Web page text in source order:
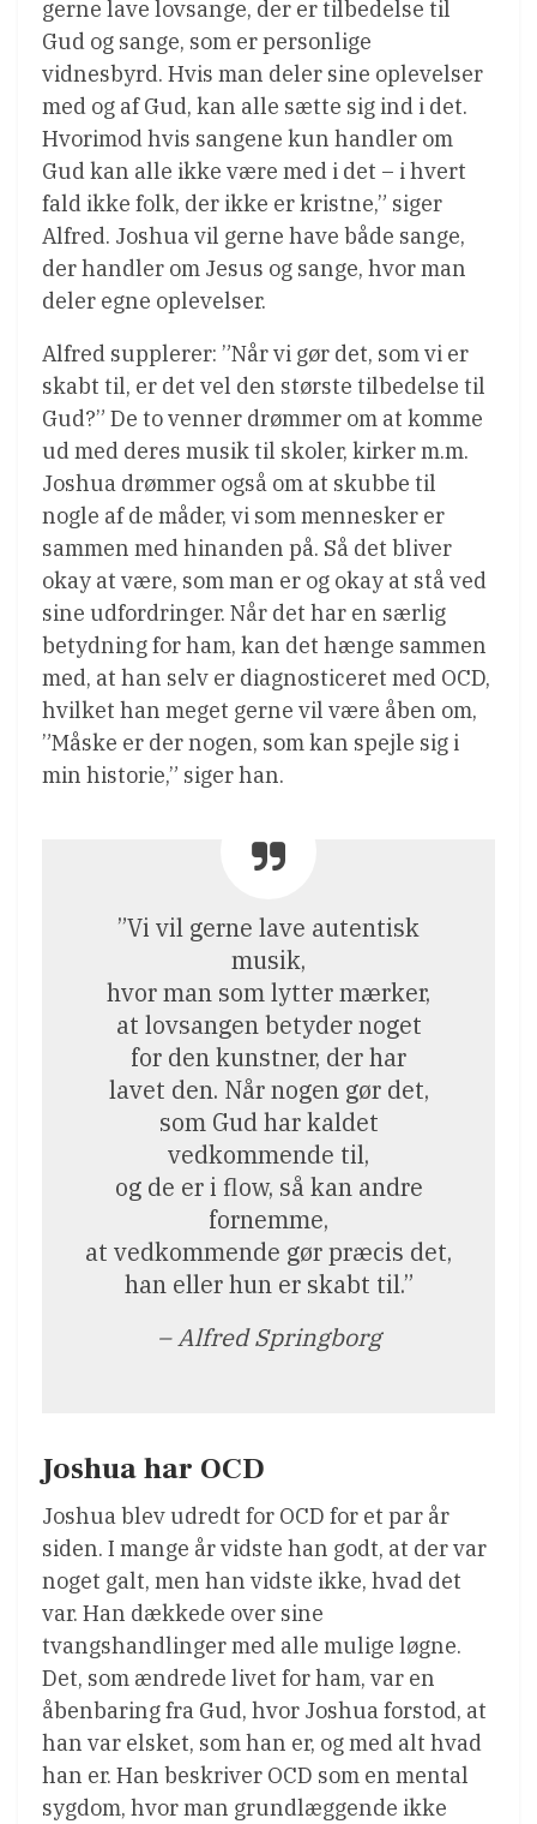
gerne lave lovsange, der er tilbedelse til
Gud og sange, som er personlige
vidnesbyrd. Hvis man deler sine oplevelser
med og af Gud, kan alle sætte sig ind i det.
Hvorimod hvis sangene kun handler om
Gud kan alle ikke være med i det – i hvert
fald ikke folk, der ikke er kristne,” siger
Alfred. Joshua vil gerne have både sange,
der handler om Jesus og sange, hvor man
deler egne oplevelser.
Alfred supplerer: ”Når vi gør det, som vi er
skabt til, er det vel den største tilbedelse til
Gud?” De to venner drømmer om at komme
ud med deres musik til skoler, kirker m.m.
Joshua drømmer også om at skubbe til
nogle af de måder, vi som mennesker er
sammen med hinanden på. Så det bliver
okay at være, som man er og okay at stå ved
sine udfordringer. Når det har en særlig
betydning for ham, kan det hænge sammen
med, at han selv er diagnosticeret med OCD,
hvilket han meget gerne vil være åben om,
”Måske er der nogen, som kan spejle sig i
min historie,” siger han.
”Vi vil gerne lave autentisk
musik,
hvor man som lytter mærker,
at lovsangen betyder noget
for den kunstner, der har
lavet den. Når nogen gør det,
som Gud har kaldet
vedkommende til,
og de er i flow, så kan andre
fornemme,
at vedkommende gør præcis det,
han eller hun er skabt til.”
– Alfred Springborg
Joshua har OCD
Joshua blev udredt for OCD for et par år
siden. I mange år vidste han godt, at der var
noget galt, men han vidste ikke, hvad det
var. Han dækkede over sine
tvangshandlinger med alle mulige løgne.
Det, som ændrede livet for ham, var en
åbenbaring fra Gud, hvor Joshua forstod, at
han var elsket, som han er, og med alt hvad
han er. Han beskriver OCD som en mental
sygdom, hvor man grundlæggende ikke